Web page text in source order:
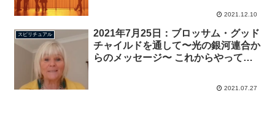
2021.12.10
スピリチュアル
2021年7月25日：ブロッサム・グッド
チャイルドを通して〜光の銀河連合か
らのメッセージ〜 これからやってく
2021.07.27